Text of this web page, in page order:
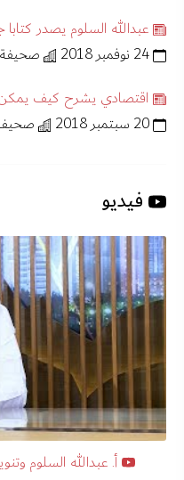
عبدالله السلوم يصدر
اقتصادي يشرح كيف يمكن
فيديو
أ. عبدالله السلوم